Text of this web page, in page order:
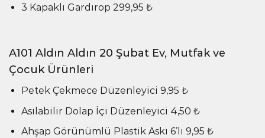
3 Kapaklı Gardırop 299,95 ₺
A101 Aldın Aldın 20 Şubat Ev, Mutfak ve
Çocuk Ürünleri
Petek Çekmece Düzenleyici 9,95 ₺
Asılabilir Dolap İçi Düzenleyici 4,50 ₺
Ahşap Görünümlü Plastik Askı 6’lı 9,95 ₺